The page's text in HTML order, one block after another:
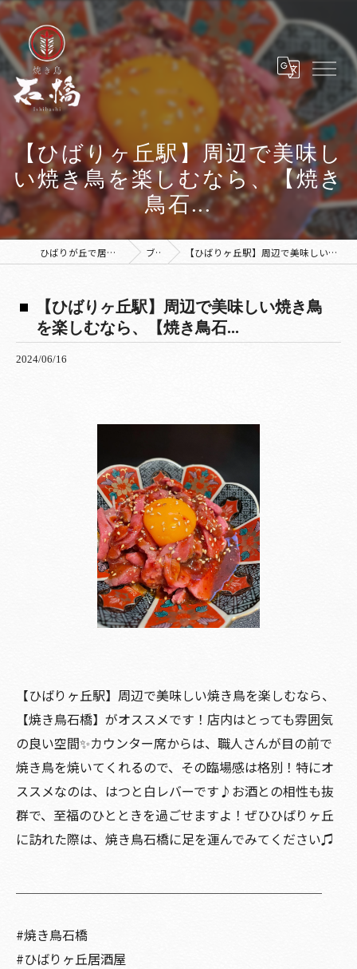
【ひばりヶ丘駅】周辺で美味し
い焼き鳥を楽しむなら、【焼き
鳥石...
ひばりが丘で居酒屋なら焼き鳥 石橋 ブログ 【ひばりヶ丘駅】周辺で美味しい焼き鳥を楽しむなら、【焼き鳥石...
【ひばりヶ丘駅】周辺で美味しい焼き鳥
を楽しむなら、【焼き鳥石...
2024/06/16
【ひばりヶ丘駅】周辺で美味しい焼き鳥を楽しむなら、
【焼き鳥石橋】がオススメです！店内はとっても雰囲気
の良い空間✨カウンター席からは、職人さんが目の前で
焼き鳥を焼いてくれるので、その臨場感は格別！特にオ
ススメなのは、はつと白レバーです♪お酒との相性も抜
群で、至福のひとときを過ごせますよ！ぜひひばりヶ丘
に訪れた際は、焼き鳥石橋に足を運んでみてください♫
#焼き鳥石橋
#ひばりヶ丘居酒屋